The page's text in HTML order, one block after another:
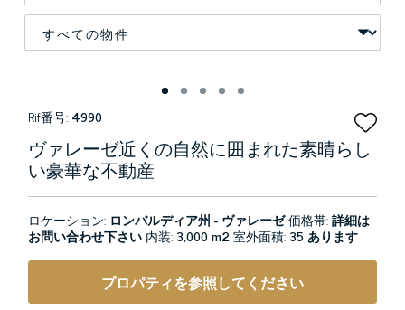
Rif番号: 4990
ヴァレーゼ近くの自然に囲まれた素晴らし
い豪華な不動産
ロケーション: ロンバルディア州 - ヴァレーゼ価格帯:詳細は
お問い合わせ下さい 内装:3,000 m2室外面積:35 あります
プロパティを参照してください